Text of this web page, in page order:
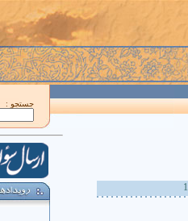
جستجو :